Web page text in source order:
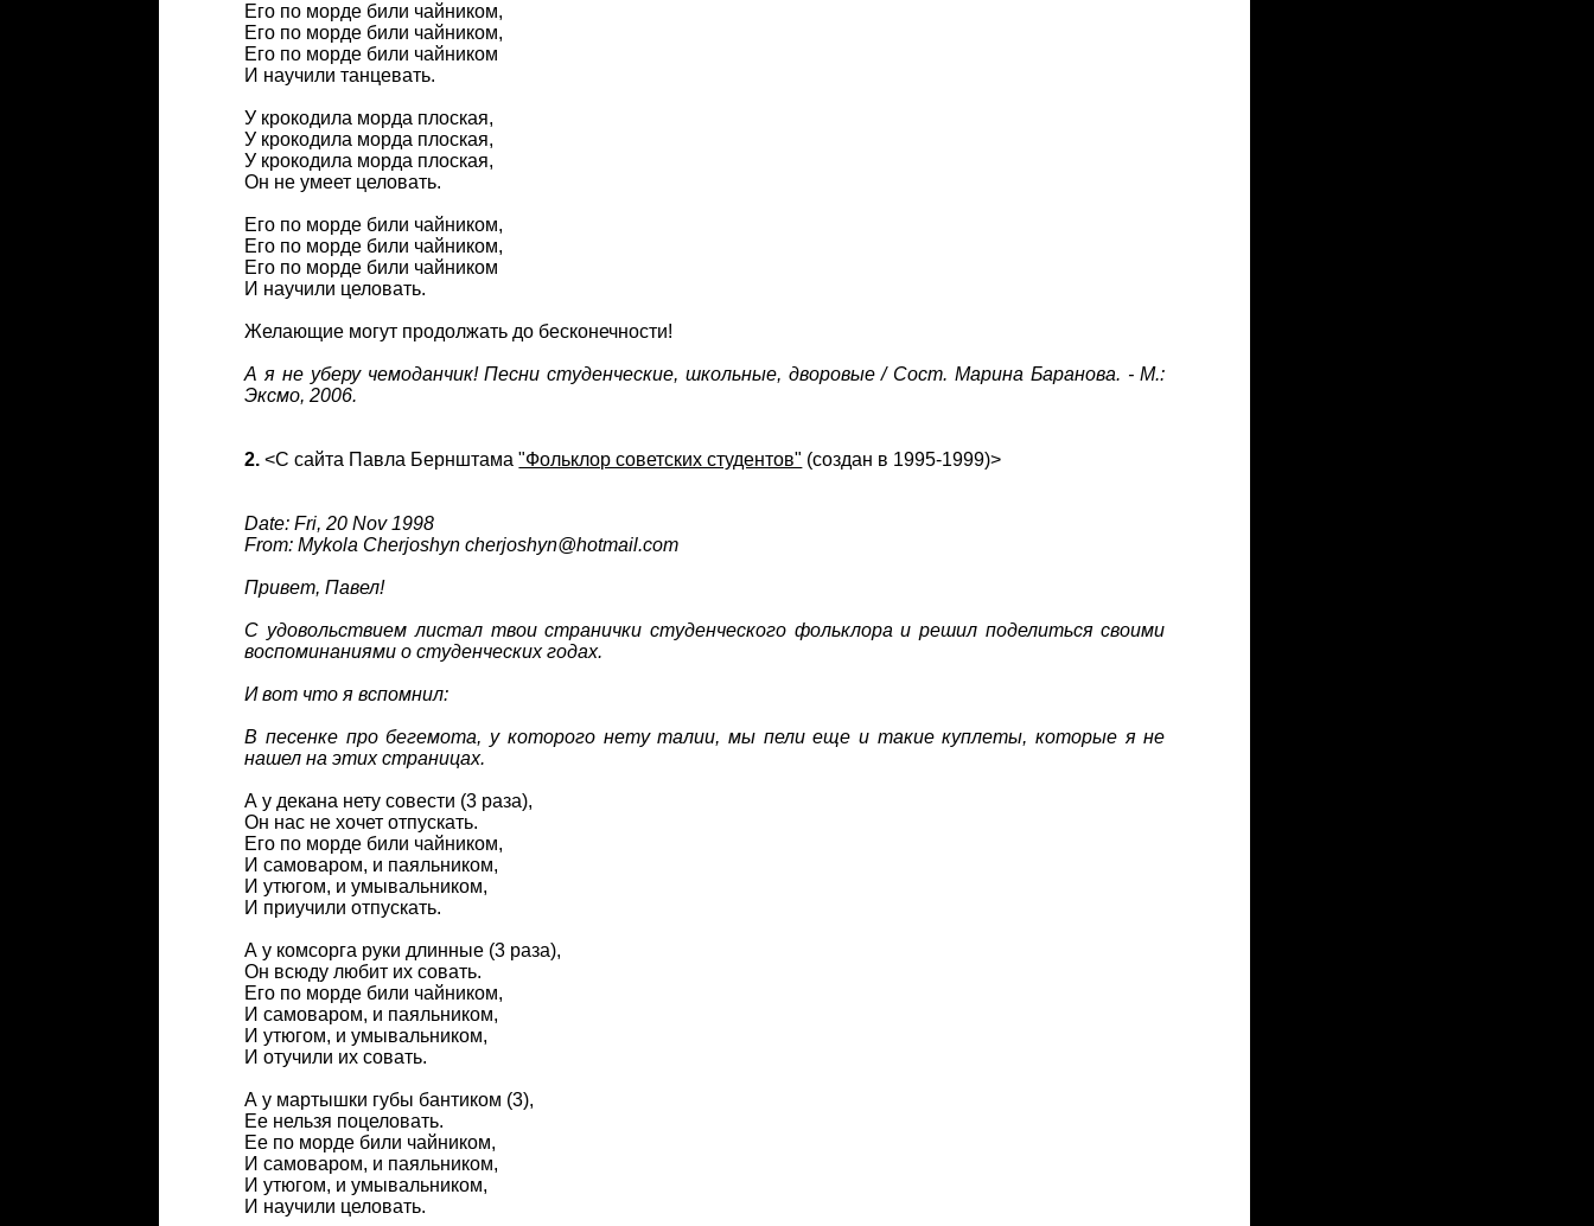
Его по морде били чайником,
Его по морде били чайником,
Его по морде били чайником
И научили танцевать.
У крокодила морда плоская,
У крокодила морда плоская,
У крокодила морда плоская,
Он не умеет целовать.
Его по морде били чайником,
Его по морде били чайником,
Его по морде били чайником
И научили целовать.
Желающие могут продолжать до бесконечности!
А я не уберу чемоданчик! Песни студенческие, школьные, дворовые / Сост. Марина Баранова. - М.:
Эксмо, 2006.
2. <С сайта Павла Бернштама"Фольклор советских студентов" (создан в 1995-1999)>
Date: Fri, 20 Nov 1998
From: Mykola Cherjoshyn cherjoshyn@hotmail.com
Привет, Павел!
С удовольствием листал твои странички студенческого фольклора и решил поделиться своими
воспоминаниями о студенческих годах.
И вот что я вспомнил:
В песенке про бегемота, у которого нету талии, мы пели еще и такие куплеты, которые я не
нашел на этих страницах.
А у декана нету совести (3 раза),
Он нас не хочет отпускать.
Его по морде били чайником,
И самоваром, и паяльником,
И утюгом, и умывальником,
И приучили отпускать.
А у комсорга руки длинные (3 раза),
Он всюду любит их совать.
Его по морде били чайником,
И самоваром, и паяльником,
И утюгом, и умывальником,
И отучили их совать.
А у мартышки губы бантиком (3),
Ее нельзя поцеловать.
Ее по морде били чайником,
И самоваром, и паяльником,
И утюгом, и умывальником,
И научили целовать.